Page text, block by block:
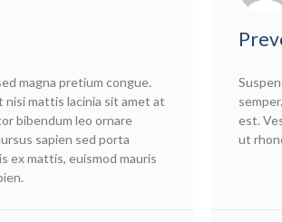
magna pretium congue.
nisi mattis lacinia sit amet at
bibendum leo ornare
sapien sed porta
ex mattis, euismod mauris
est.
ut